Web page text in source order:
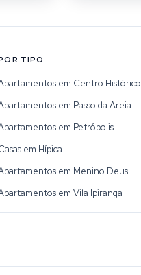
TIPO
em Centro Histórico
em Passo da Areia
em Petrópolis
em Hípica
em Menino Deus
em Vila Ipiranga